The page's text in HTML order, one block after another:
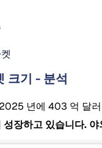
크기 - 분석
년에 403 억 달
성장하고 있습니다.